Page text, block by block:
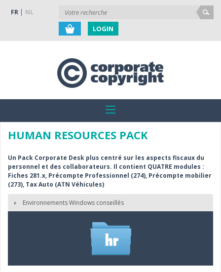
FR NL
LOGIN
HUMAN RESOURCES PACK
Un Pack Corporate Desk plus centré sur les aspects fiscaux du
personnel et des collaborateurs. Il contient QUATRE modules :
Fiches 281.x, Précompte Professionnel (274), Précompte mobilier
(273), Tax Auto (ATN Véhicules)
Environnements Windows conseillés